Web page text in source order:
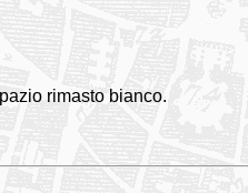
rimasto bianco.